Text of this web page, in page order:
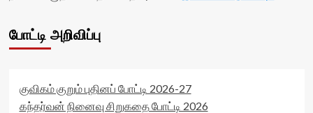
போட்டி அறிவிப்பு
குவிகம் குறும் புதினப் போட்டி 2026-27
கந்தர்வன் நினைவு சிறுகதை போட்டி 2026